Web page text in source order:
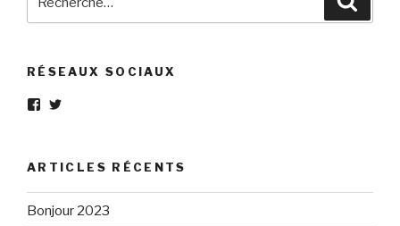
pour
RÉSEAUX SOCIAUX
Voir
Eléphant-
Gris-
160596147294205
sur
Facebook
Voir
elephantgris
sur
Twitter
ARTICLES RÉCENTS
Bonjour 2023